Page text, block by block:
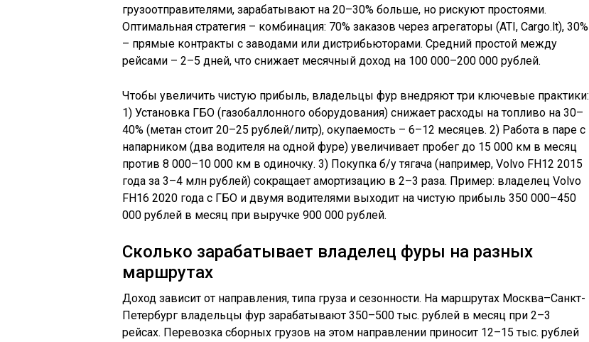
грузоотправителями, зарабатывают на 20–30% больше, но рискуют простоями.
Оптимальная стратегия – комбинация: 70% заказов через агрегаторы (ATI, Cargo.lt), 30%
– прямые контракты с заводами или дистрибьюторами. Средний простой между
рейсами – 2–5 дней, что снижает месячный доход на 100 000–200 000 рублей.
Чтобы увеличить чистую прибыль, владельцы фур внедряют три ключевые практики:
1) Установка ГБО (газобаллонного оборудования) снижает расходы на топливо на 30–
40% (метан стоит 20–25 рублей/литр), окупаемость – 6–12 месяцев. 2) Работа в паре с
напарником (два водителя на одной фуре) увеличивает пробег до 15 000 км в месяц
против 8 000–10 000 км в одиночку. 3) Покупка б/у тягача (например, Volvo FH12 2015
года за 3–4 млн рублей) сокращает амортизацию в 2–3 раза. Пример: владелец Volvo
FH16 2020 года с ГБО и двумя водителями выходит на чистую прибыль 350 000–450
000 рублей в месяц при выручке 900 000 рублей.
Сколько зарабатывает владелец фуры на разных
маршрутах
Доход зависит от направления, типа груза и сезонности. На маршрутах Москва–Санкт-
Петербург владельцы фур зарабатывают 350–500 тыс. рублей в месяц при 2–3
рейсах. Перевозка сборных грузов на этом направлении приносит 12–15 тыс. рублей